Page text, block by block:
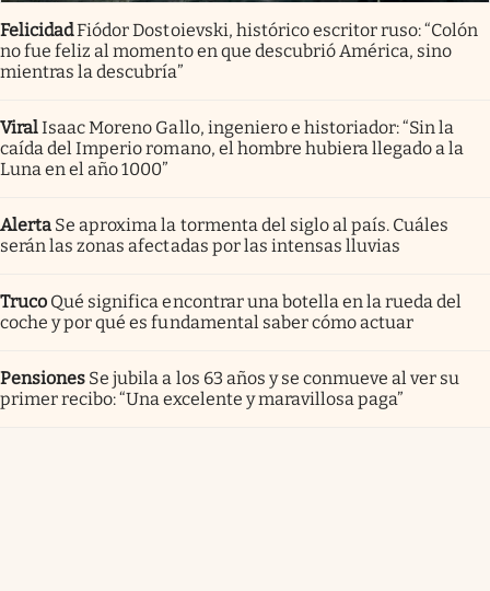
FelicidadFiódor Dostoievski, histórico escritor ruso: “Colón
no fue feliz al momento en que descubrió América, sino
mientras la descubría”
ViralIsaac Moreno Gallo, ingeniero e historiador: “Sin la
caída del Imperio romano, el hombre hubiera llegado a la
Luna en el año 1000”
Alerta Se aproxima la tormenta del siglo al país. Cuáles
serán las zonas afectadas por las intensas lluvias
Truco Qué significa encontrar una botella en la rueda del
coche y por qué es fundamental saber cómo actuar
Pensiones Se jubila a los 63 años y se conmueve al ver su
primer recibo: “Una excelente y maravillosa paga”